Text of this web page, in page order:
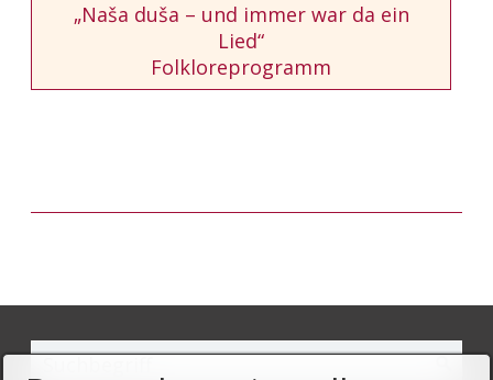
„Naša duša – und immer war da ein
Lied“
Folkloreprogramm